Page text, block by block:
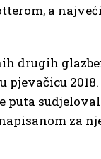
a
drugih
pjevačicu
puta
za